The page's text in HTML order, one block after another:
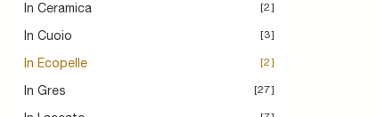
In Ceramica 2
In Cuoio 3
In Ecopelle 2
In Gres 27